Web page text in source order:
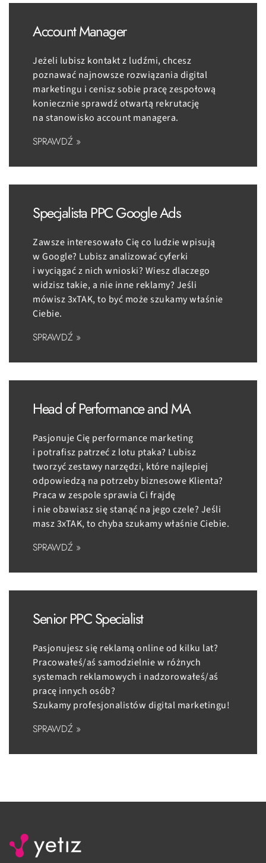
Account Manager
Jeżeli lubisz kontakt z ludźmi, chcesz
poznawać najnowsze rozwiązania digital
marketingu i cenisz sobie pracę zespołową
koniecznie sprawdź otwartą rekrutację
na stanowisko account managera.
SPRAWDŹ »
Specjalista PPC Google Ads
Zawsze interesowało Cię co ludzie wpisują
w Google? Lubisz analizować cyferki
i wyciągać z nich wnioski? Wiesz dlaczego
widzisz takie, a nie inne reklamy? Jeśli
mówisz 3xTAK, to być może szukamy właśnie
Ciebie.
SPRAWDŹ »
Head of Performance and MA
Pasjonuje Cię performance marketing
i potrafisz patrzeć z lotu ptaka? Lubisz
tworzyć zestawy narzędzi, które najlepiej
odpowiedzą na potrzeby biznesowe Klienta?
Praca w zespole sprawia Ci frajdę
i nie obawiasz się stanąć na jego czele? Jeśli
masz 3xTAK, to chyba szukamy właśnie Ciebie.
SPRAWDŹ »
Senior PPC Specialist
Pasjonujesz się reklamą online od kilku lat?
Pracowałeś/aś samodzielnie w różnych
systemach reklamowych i nadzorowałeś/aś
pracę innych osób?
Szukamy profesjonalistów digital marketingu!
SPRAWDŹ »